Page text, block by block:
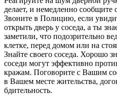
делает, и немедленно
Звоните в Полицию, если
открыть дверь у соседа, а ты
заметили, что подозрительно
клетке, перед домом или на
Знайте своего соседа. Хорошо
соседи могут эффективно
кражам. Поговорите с Вашим
в Вашем месте жительства,
бдительность.